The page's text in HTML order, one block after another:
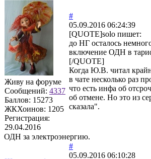
Живу на форуме
Сообщений: 4337
Баллов: 15273
ЖКХоинов: 1205
Регистрация:
29.04.2016
#
05.09.2016 06:24:39
[QUOTE]solo пишет:
до НГ осталось
включение ОДН в
[/QUOTE]
Когда Ю.В. читал
в чате несколько раз
что есть инфа об
об отмене. Но это из
сказала".
ОДН за электроэнергию.
#
05.09.2016 06:10:28